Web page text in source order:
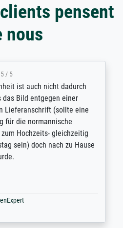
pensent
nous
ist auch nicht dadurch
Bild entgegen einer
(sollte eine
die normannische
Hochzeits- gleichzeitig
doch nach zu Hause